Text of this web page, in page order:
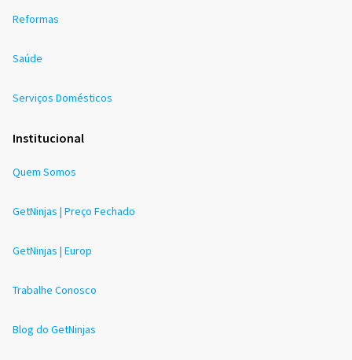
Reformas
Saúde
Serviços Domésticos
Institucional
Quem Somos
GetNinjas | Preço Fechado
GetNinjas | Europ
Trabalhe Conosco
Blog do GetNinjas